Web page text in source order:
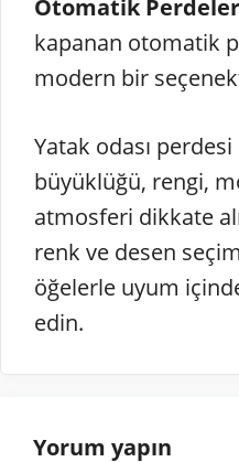
Otomatik Perdeler
kapanan otomatik
modern bir
Yatak odası
büyüklüğü, rengi,
atmosferi dikkate
renk ve desen
öğelerle uyum
edin.
Yorum yapın